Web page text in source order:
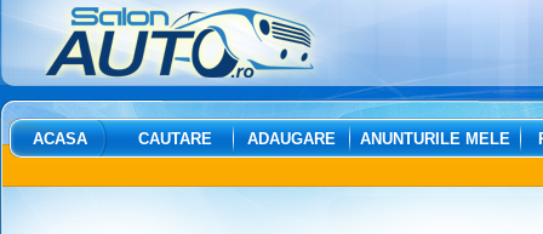
ACASA CAUTARE ADAUGARE ANUNTURILE MELE